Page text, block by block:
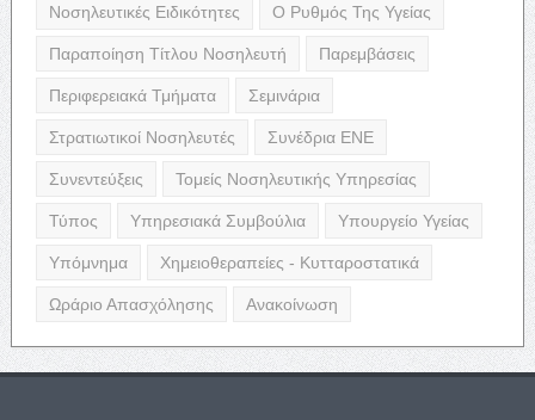
Νοσηλευτικές Ειδικότητες Ο Ρυθμός Της Υγείας
Παραποίηση Τίτλου Νοσηλευτή Παρεμβάσεις
Περιφερειακά Τμήματα Σεμινάρια
Στρατιωτικοί Νοσηλευτές Συνέδρια ΕΝΕ
Συνεντεύξεις Τομείς Νοσηλευτικής Υπηρεσίας
Τύπος Υπηρεσιακά Συμβούλια Υπουργείο Υγείας
Υπόμνημα Χημειοθεραπείες - Κυτταροστατικά
Ωράριο Απασχόλησης Ανακοίνωση